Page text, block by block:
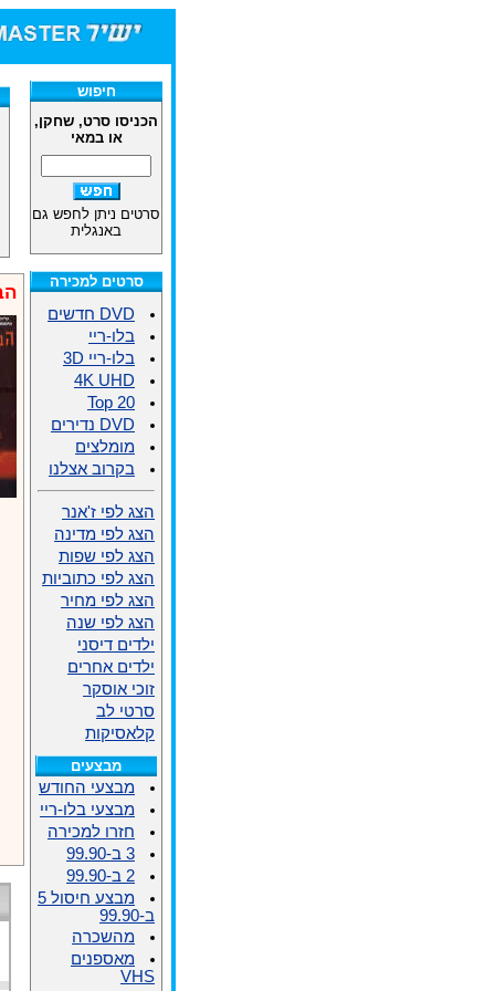
חיפוש
הכניסו סרט, שחקן,
או במאי
סרטים ניתן לחפש גם
באנגלית
סרטים למכירה
DVD חדשים
בלו-ריי
בלו-ריי 3D
4K UHD
Top 20
DVD נדירים
מומלצים
בקרוב אצלנו
הצג לפי ז'אנר
הצג לפי מדינה
הצג לפי שפות
הצג לפי כתוביות
הצג לפי מחיר
הצג לפי שנה
ילדים דיסני
ילדים אחרים
זוכי אוסקר
סרטי לב
קלאסיקות
מבצעים
מבצעי החודש
מבצעי בלו-ריי
חזרו למכירה
3 ב-99.90
2 ב-99.90
מבצע חיסול 5
ב-99.90
מהשכרה
מאספנים
VHS